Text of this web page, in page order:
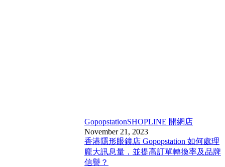
GopopstationSHOPLINE 開網店
November 21, 2023
香港隱形眼鏡店 Gopopstation 如何處理
龐大訊息量，並提高訂單轉換率及品牌
信譽？